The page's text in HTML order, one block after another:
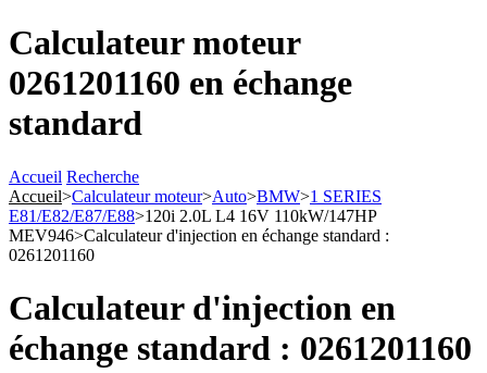
Calculateur moteur
0261201160 en échange
standard
Accueil Recherche
Accueil>Calculateur moteur>Auto>BMW>1 SERIES
E81/E82/E87/E88>120i 2.0L L4 16V 110kW/147HP
MEV946>Calculateur d'injection en échange standard :
0261201160
Calculateur d'injection en
échange standard : 0261201160